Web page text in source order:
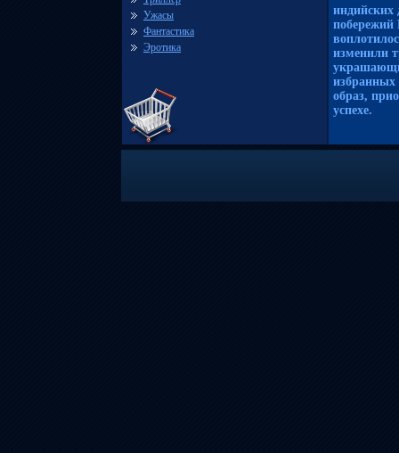
Ужасы
Фантастика
Эротика
индийских
побережий
изменили
избранных
образ,
успехе.